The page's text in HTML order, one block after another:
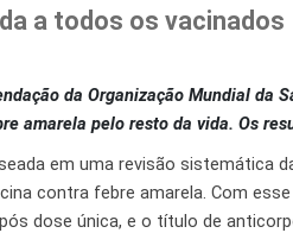
a todos os vacinados
da Organização Mundial da
amarela pelo resto da vida. Os
em uma revisão sistemática
contra febre amarela. Com
dose única, e o título de